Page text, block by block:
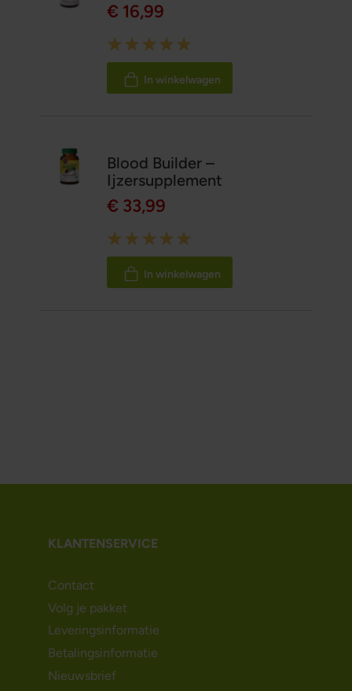
€ 16,99
Rating:
100%
In winkelwagen
Blood Builder –
Ijzersupplement
€ 33,99
Rating:
100%
In winkelwagen
KLANTENSERVICE
Contact
Volg je pakket
Leveringsinformatie
Betalingsinformatie
Nieuwsbrief